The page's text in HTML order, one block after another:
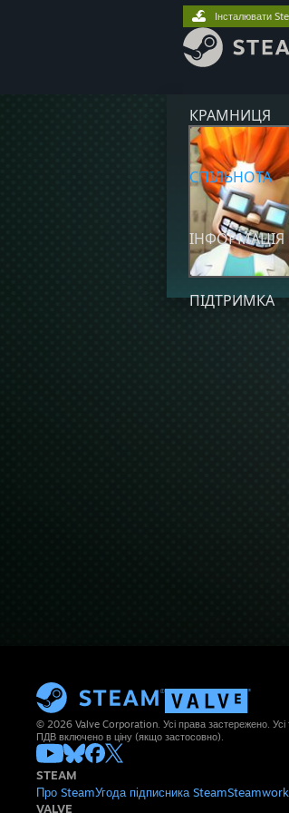
КРАМНИЦЯ
СПІЛЬНОТА
ІНФОРМАЦІЯ
ПІДТРИМКА
Інсталювати
© 2026 Valve Corporation. Усі права застережено. Усі
ПДВ включено в ціну (якщо застосовно).
STEAM
Про SteamУгода підписника Steam
VALVE